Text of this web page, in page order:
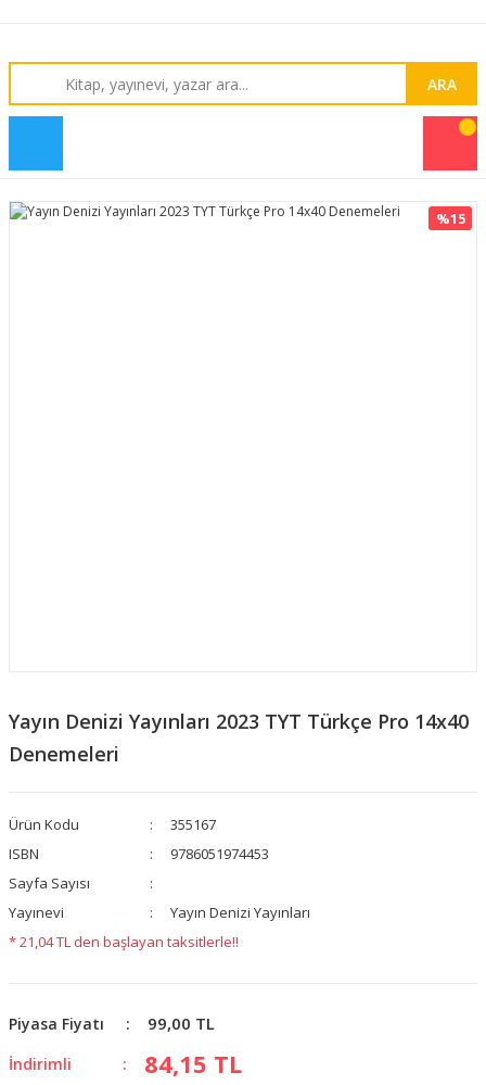
ARA
%15
Yayın Denizi Yayınları 2023 TYT Türkçe Pro 14x40
Denemeleri
Ürün Kodu
355167
ISBN
9786051974453
Sayfa Sayısı
Yayınevi
Yayın Denizi Yayınları
* 21,04 TL den başlayan taksitlerle!!
Piyasa Fiyatı 99,00 TL
İndirimli 84,15 TL